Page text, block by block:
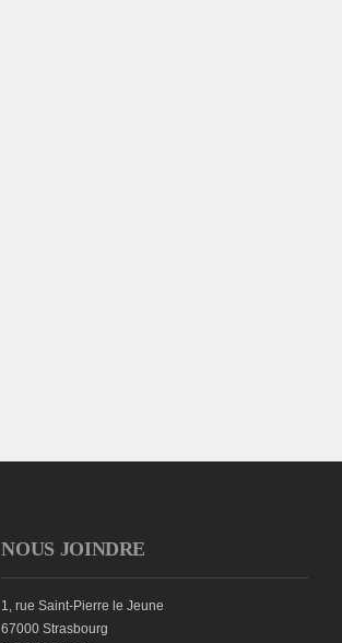
NOUS JOINDRE
1, rue Saint-Pierre le Jeune
67000 Strasbourg